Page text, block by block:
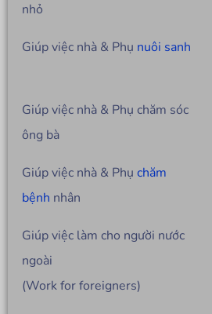
nhỏ
Giúp việc nhà & Phụ nuôi sanh
Giúp việc nhà & Phụ chăm sóc
ông bà
Giúp việc nhà & Phụ chăm
bệnh nhân
Giúp việc làm cho người nước
ngoài
(Work for foreigners)